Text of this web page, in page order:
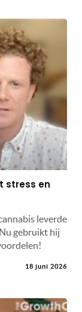
stress en
leverde
gebruikt hij
18 juni 2026